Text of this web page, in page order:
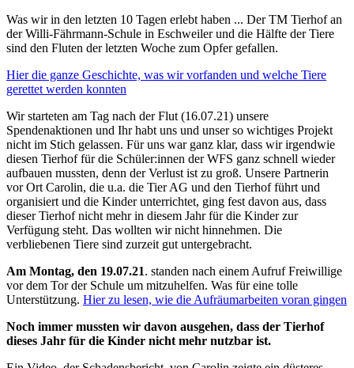
Was wir in den letzten 10 Tagen erlebt haben ... Der TM Tierhof an
der Willi-Fährmann-Schule in Eschweiler und die Hälfte der Tiere
sind den Fluten der letzten Woche zum Opfer gefallen.
Hier die ganze Geschichte, was wir vorfanden und welche Tiere
gerettet werden konnten
Wir starteten am Tag nach der Flut (16.07.21) unsere
Spendenaktionen und Ihr habt uns und unser so wichtiges Projekt
nicht im Stich gelassen. Für uns war ganz klar, dass wir irgendwie
diesen Tierhof für die Schüler:innen der WFS ganz schnell wieder
aufbauen mussten, denn der Verlust ist zu groß. Unsere Partnerin
vor Ort Carolin, die u.a. die Tier AG und den Tierhof führt und
organisiert und die Kinder unterrichtet, ging fest davon aus, dass
dieser Tierhof nicht mehr in diesem Jahr für die Kinder zur
Verfügung steht. Das wollten wir nicht hinnehmen. Die
verbliebenen Tiere sind zurzeit gut untergebracht.
Am Montag, den 19.07.21. standen nach einem Aufruf Freiwillige
vor dem Tor der Schule um mitzuhelfen. Was für eine tolle
Unterstützung. Hier zu lesen, wie die Aufräumarbeiten voran gingen
Noch immer mussten wir davon ausgehen, dass der Tierhof
dieses Jahr für die Kinder nicht mehr nutzbar ist.